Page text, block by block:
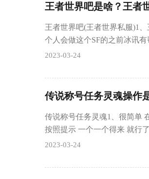
王者世界吧是啥？王者
王者世界吧(王者世界私服)1
个人会做这个SF的之前冰讯
2023-03-24
传说称号任务灵魂操作
传说称号任务灵魂1、很简单
按照提示 一个一个得来 就行
2023-03-24